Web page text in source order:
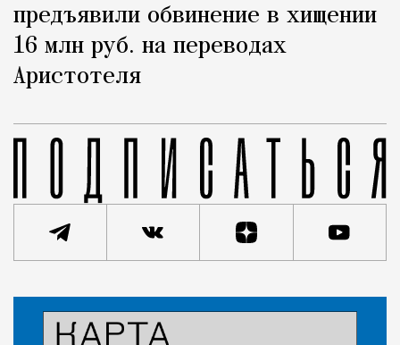
предъявили обвинение в хищении
16 млн руб. на переводах
Аристотеля